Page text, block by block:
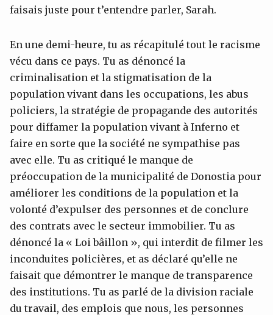
faisais juste pour t’entendre parler, Sarah.
En une demi-heure, tu as récapitulé tout le racisme
vécu dans ce pays. Tu as dénoncé la
criminalisation et la stigmatisation de la
population vivant dans les occupations, les abus
policiers, la stratégie de propagande des autorités
pour diffamer la population vivant à Inferno et
faire en sorte que la société ne sympathise pas
avec elle. Tu as critiqué le manque de
préoccupation de la municipalité de Donostia pour
améliorer les conditions de la population et la
volonté d’expulser des personnes et de conclure
des contrats avec le secteur immobilier. Tu as
dénoncé la « Loi bâillon », qui interdit de filmer les
inconduites policières, et as déclaré qu’elle ne
faisait que démontrer le manque de transparence
des institutions. Tu as parlé de la division raciale
du travail, des emplois que nous, les personnes